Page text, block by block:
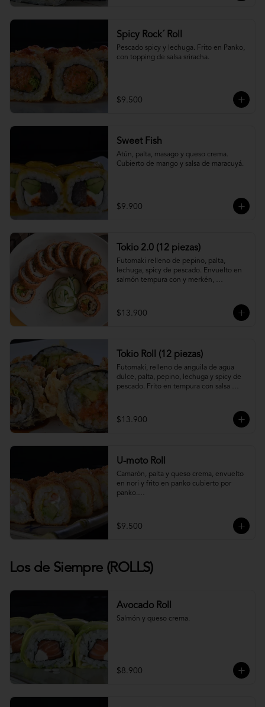
Spicy Rock´ Roll
Pescado spicy y lechuga. Frito en Panko,
con topping de salsa sriracha.
$9.500
Sweet Fish
Atún, palta, masago y queso crema.
Cubierto de mango y salsa de maracuyá.
$9.900
Tokio 2.0 (12 piezas)
Futomaki relleno de pepino, palta,
lechuga, spicy de pescado. Envuelto en
salmón tempura con y merkén,
$13.900
Tokio Roll (12 piezas)
Futomaki, relleno de anguila de agua
dulce, palta, pepino, lechuga y spicy de
pescado. Frito en tempura con salsa
$13.900
U-moto Roll
Camarón, palta y queso crema, envuelto
en nori y frito en panko cubierto por
panko.
$9.500
Los de Siempre (ROLLS)
Avocado Roll
Salmón y queso crema.
$8.900